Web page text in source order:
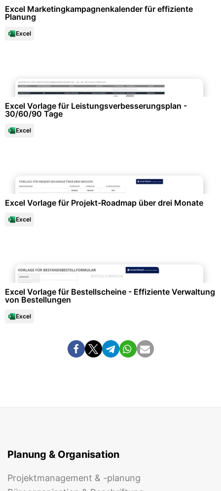
Excel Marketingkampagnenkalender für effiziente
Planung
Excel
Excel Vorlage für Leistungsverbesserungsplan -
30/60/90 Tage
Excel
Excel Vorlage für Projekt-Roadmap über drei Monate
Excel
Excel Vorlage für Bestellscheine - Effiziente Verwaltung
von Bestellungen
Excel
Planung & Organisation
Projektmanagement & -planung